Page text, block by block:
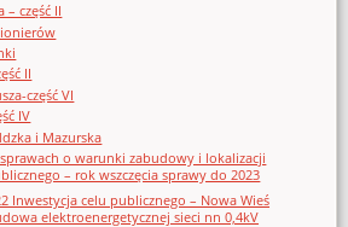
– część II
II
część VI
IV
i Mazurska
o warunki zabudowy i lokalizacji
– rok wszczęcia sprawy do 2023
Inwestycja celu publicznego – Nowa Wieś
elektroenergetycznej sieci nn 0,4kV